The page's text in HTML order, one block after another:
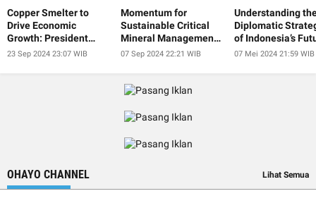
Copper Smelter to
Drive Economic
Growth: President
Jokowi
23 Sep 2024 23:07 WIB
Momentum for
Sustainable Critical
Mineral Management
at IISF 2024
07 Sep 2024 22:21 WIB
Understanding
Diplomatic
of Indonesia’s
President
07 Mei 2024 21:59 WIB
OHAYO CHANNEL Lihat Semua